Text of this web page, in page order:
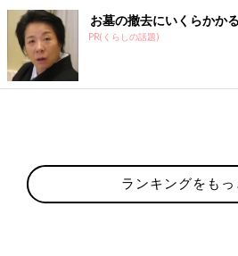
お墓の撤去にいくらかか
PR(くらしの話題)
ランキングをもっ